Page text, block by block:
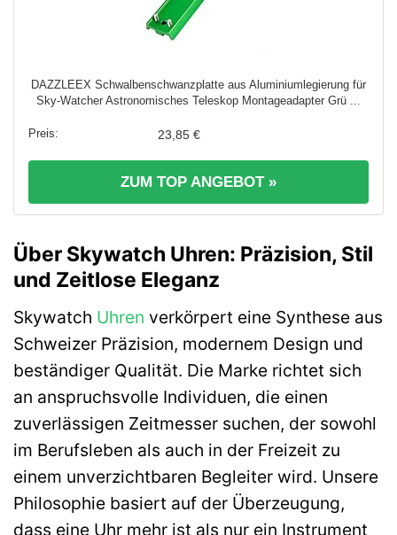
DAZZLEEX Schwalbenschwanzplatte aus Aluminiumlegierung für
Sky-Watcher Astronomisches Teleskop Montageadapter Grü ...
23,85 €
ZUM TOP ANGEBOT »
Über Skywatch Uhren: Präzision, Stil
und Zeitlose Eleganz
Skywatch Uhren verkörpert eine Synthese aus
Schweizer Präzision, modernem Design und
beständiger Qualität. Die Marke richtet sich
an anspruchsvolle Individuen, die einen
zuverlässigen Zeitmesser suchen, der sowohl
im Berufsleben als auch in der Freizeit zu
einem unverzichtbaren Begleiter wird. Unsere
Philosophie basiert auf der Überzeugung,
dass eine Uhr mehr ist als nur ein Instrument